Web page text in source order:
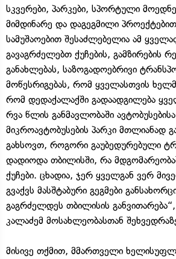
სკვერები, პარკები, სპორტული
მიმდინარე და დაგეგმილი
სამუშაოებით შესაძლებელია ამ
გავაგრძელებთ ქუჩების, გამზირების
განახლებას, საზოგადოებრივი
მოწესრიგებას, რომ ყველასთვის
რომ დედაქალაქში გადაადგილება
რვა წლის განმავლობაში
მიკროავტობუსების პარკი მთლიანად
გახსოვთ, როგორი გაუბედურებული
დადიოდა თბილისში, რა
ქუჩები. ცხადია, ჯერ ყველგან ვერ
გვაქვს მასშტაბური გეგმები
გაგრძელდეს თბილისის განვითარება“,
კალაძემ მოსახლეობასთან
მისივე თქმით, მმართველი